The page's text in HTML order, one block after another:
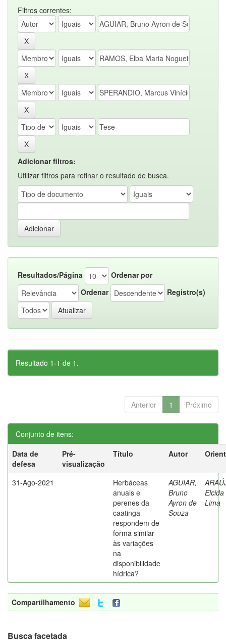
Filtros correntes:
Adicionar filtros:
Utilizar filtros para refinar o resultado de busca.
Resultados/Página
Ordenar por
Ordenar
Registro(s)
Resultado 1-1 de 1.
Anterior 1 Próximo
Conjunto de itens:
Data de
defesa
Pré-
visualização
Título Autor
31-Ago-2021
Herbáceas
anuais e
perenes da
caatinga
respondem de
forma similar
às variações
na
disponibilidade
hídrica?
AGUIAR,
Bruno
Ayron de
Souza
Elcida
Lima
Compartilhamento
Busca facetada